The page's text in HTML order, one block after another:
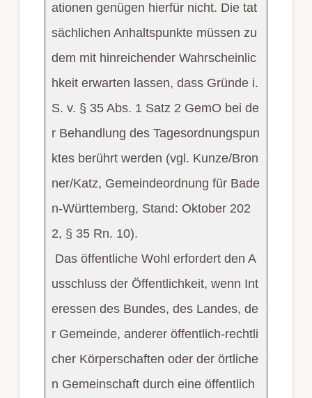
ationen genügen hierfür nicht. Die tat
sächlichen Anhaltspunkte müssen zu
dem mit hinreichender Wahrscheinlic
hkeit erwarten lassen, dass Gründe i.
S. v. § 35 Abs. 1 Satz 2 GemO bei de
r Behandlung des Tagesordnungspun
ktes berührt werden (vgl. Kunze/Bron
ner/Katz, Gemeindeordnung für Bade
n-Württemberg, Stand: Oktober 202
2, § 35 Rn. 10).
Das öffentliche Wohl erfordert den A
usschluss der Öffentlichkeit, wenn Int
eressen des Bundes, des Landes, de
r Gemeinde, anderer öffentlich-rechtli
cher Körperschaften oder der örtliche
n Gemeinschaft durch eine öffentlich